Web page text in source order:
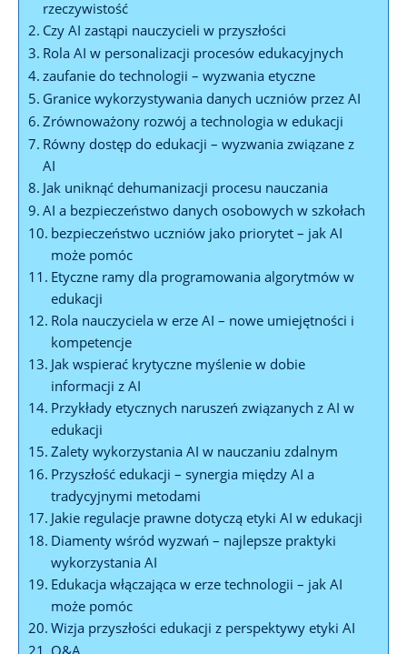
rzeczywistość
Czy AI zastąpi nauczycieli w przyszłości
Rola AI w personalizacji procesów edukacyjnych
zaufanie do technologii – wyzwania etyczne
Granice wykorzystywania danych uczniów przez AI
Zrównoważony rozwój a technologia w edukacji
Równy dostęp do edukacji – wyzwania związane z
AI
Jak uniknąć dehumanizacji procesu nauczania
AI a bezpieczeństwo danych osobowych w szkołach
bezpieczeństwo uczniów jako priorytet – jak AI
może pomóc
Etyczne ramy dla programowania algorytmów w
edukacji
Rola nauczyciela w erze AI – nowe umiejętności i
kompetencje
Jak wspierać krytyczne myślenie w dobie
informacji z AI
Przykłady etycznych naruszeń związanych z AI w
edukacji
Zalety wykorzystania AI w nauczaniu zdalnym
Przyszłość edukacji – synergia między AI a
tradycyjnymi metodami
Jakie regulacje prawne dotyczą etyki AI w edukacji
Diamenty wśród wyzwań – najlepsze praktyki
wykorzystania AI
Edukacja włączająca w erze technologii – jak AI
może pomóc
Wizja przyszłości edukacji z perspektywy etyki AI
Q&A